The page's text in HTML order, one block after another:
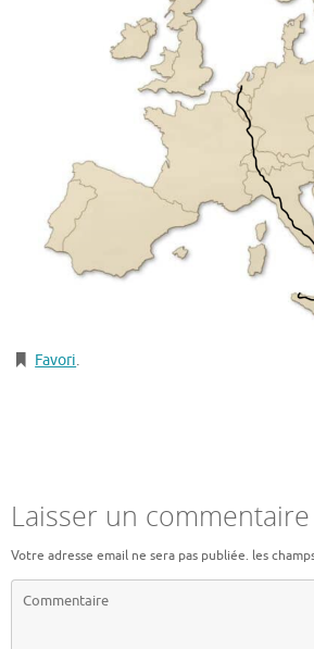
Favori.
Laisser un commentaire
Votre adresse email ne sera pas publiée. les